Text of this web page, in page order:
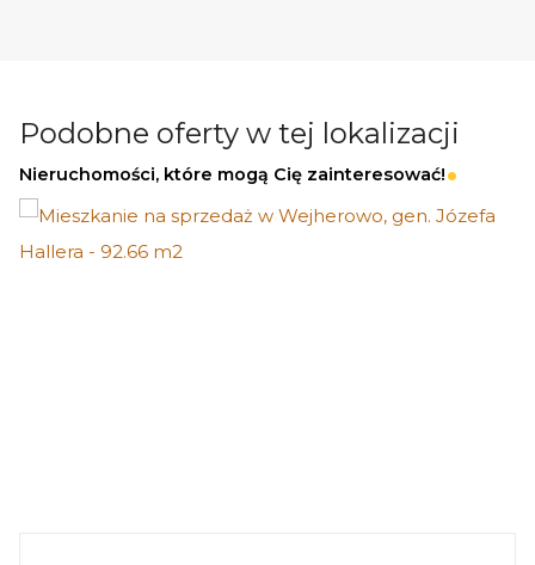
Podobne oferty w tej lokalizacji
Nieruchomości, które mogą Cię zainteresować!